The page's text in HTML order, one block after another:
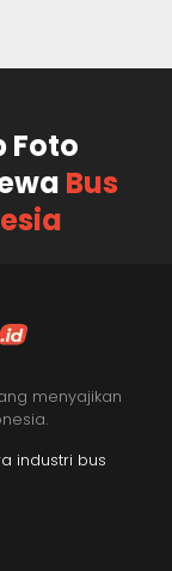
Foto
Bus
menyajikan
industri bus